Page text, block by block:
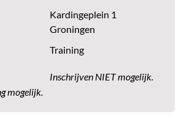
Kardingeplein 1
Groningen
Training
Inschrijven NIET mogelijk.
mogelijk.